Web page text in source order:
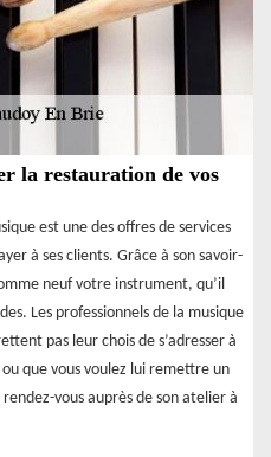
la restauration de vos
est une des offres de services
à ses clients. Grâce à son savoir-
neuf votre instrument, qu’il
Les professionnels de la musique
pas leur chois de s’adresser à
que vous voulez lui remettre un
vous auprès de son atelier à